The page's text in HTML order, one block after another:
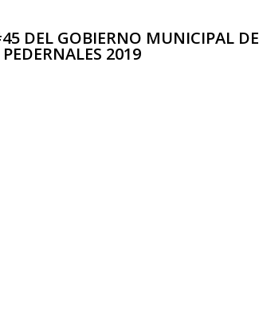
DEL GOBIERNO MUNICIPAL DE
PEDERNALES 2019